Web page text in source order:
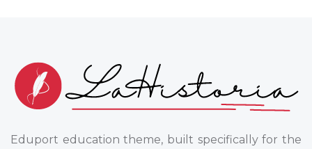
Eduport education theme, built specifically for the